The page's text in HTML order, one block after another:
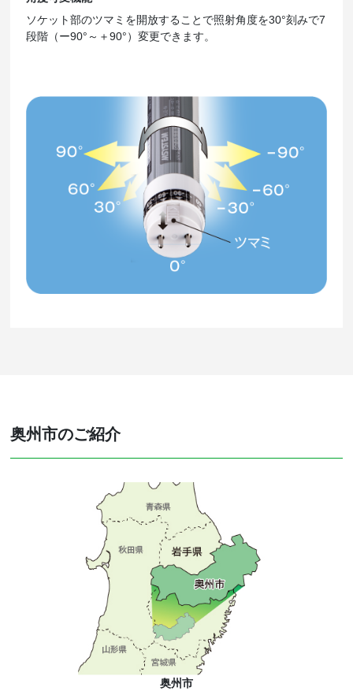
ソケット部のツマミを開放することで照射角度を30°刻みで7
段階（ー90°～＋90°）変更できます。
奥州市のご紹介
奥州市